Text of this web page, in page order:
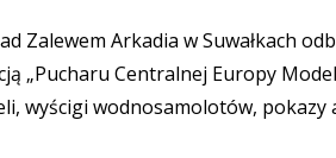
Zalewem Arkadia w Suwałkach
„Pucharu Centralnej Europy
wyścigi wodnosamolotów,